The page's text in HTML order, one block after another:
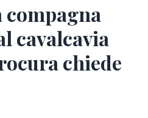
compagna
cavalcavia
chiede